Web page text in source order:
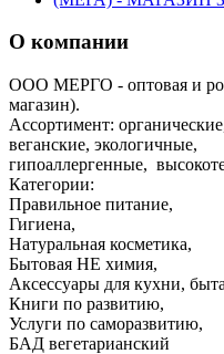
О компании
ООО МЕРГО - оптовая и
магазин).
Ассортимент:
веганские, экологичные,
гипоаллергенные,
Категории:
Правильное питание,
Гигиена,
Натуральная косметика,
Бытовая НЕ химия,
Аксессуары для кухни,
Книги по развитию,
Услуги по саморазвитию,
БАД вегетарианский